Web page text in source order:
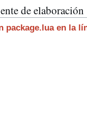
de elaboración
package.lua en la